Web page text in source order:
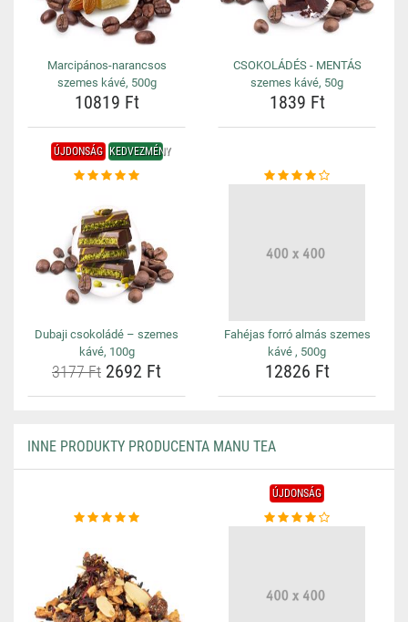
Marcipános-narancsos
szemes kávé, 500g
10819 Ft
CSOKOLÁDÉS - MENTÁS
szemes kávé, 50g
1839 Ft
ÚJDONSÁG KEDVEZMÉNY
Dubaji csokoládé – szemes
kávé, 100g
3177 Ft 2692 Ft
Fahéjas forró almás szemes
kávé , 500g
12826 Ft
INNE PRODUKTY PRODUCENTA MANU TEA
ÚJDONSÁG